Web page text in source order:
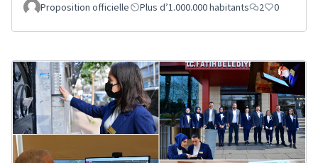
Proposition officielle Plus d’1.000.000 habitants 2 0